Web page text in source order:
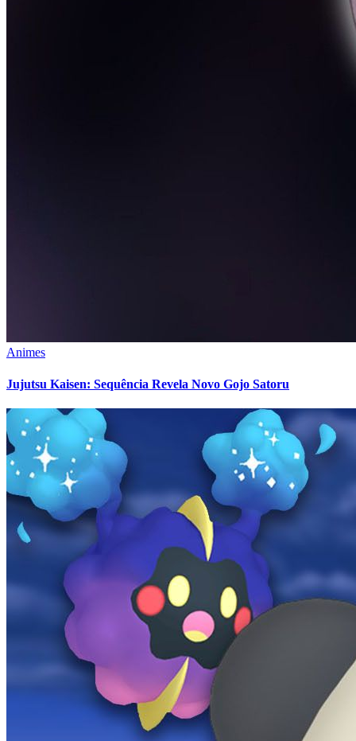
Animes
Jujutsu Kaisen: Sequência Revela Novo Gojo Satoru